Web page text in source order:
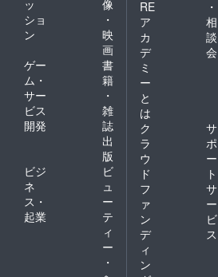
ッ
ショ
ン
像
・
映
画
ゲー
ム・
サー
ビス
開発
書
籍
・
雑
誌
出
版
ビジ
ネ
ス・
起業
ビ
ュ
ー
テ
ィ
ー
・
RE
ア
カ
デ
ミ
ー
と
は
・
相
談
会
ク
ラ
ウ
ド
フ
ァ
ン
デ
ィ
ン
サ
ポ
ー
ト
サ
ー
ビ
ス